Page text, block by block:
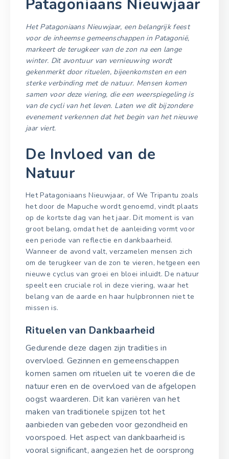
Patagoniaans Nieuwjaar
Het Patagoniaans Nieuwjaar, een belangrijk feest
voor de inheemse gemeenschappen in Patagonië,
markeert de terugkeer van de zon na een lange
winter. Dit avontuur van vernieuwing wordt
gekenmerkt door rituelen, bijeenkomsten en een
sterke verbinding met de natuur. Mensen komen
samen voor deze viering, die een weerspiegeling is
van de cycli van het leven. Laten we dit bijzondere
evenement verkennen dat het begin van het nieuwe
jaar viert.
De Invloed van de
Natuur
Het Patagoniaans Nieuwjaar, of We Tripantu zoals
het door de Mapuche wordt genoemd, vindt plaats
op de kortste dag van het jaar. Dit moment is van
groot belang, omdat het de aanleiding vormt voor
een periode van reflectie en dankbaarheid.
Wanneer de avond valt, verzamelen mensen zich
om de terugkeer van de zon te vieren, hetgeen een
nieuwe cyclus van groei en bloei inluidt. De natuur
speelt een cruciale rol in deze viering, waar het
belang van de aarde en haar hulpbronnen niet te
missen is.
Rituelen van Dankbaarheid
Gedurende deze dagen zijn tradities in
overvloed. Gezinnen en gemeenschappen
komen samen om rituelen uit te voeren die de
natuur eren en de overvloed van de afgelopen
oogst waarderen. Dit kan variëren van het
maken van traditionele spijzen tot het
aanbieden van gebeden voor gezondheid en
voorspoed. Het aspect van dankbaarheid is
vooral significant, aangezien het de oorsprong